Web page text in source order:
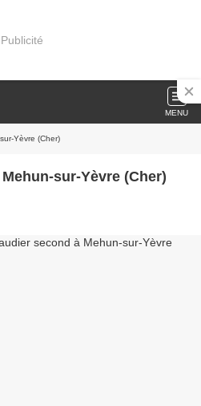
Publicité
MENU
Yèvre (Cher)
sur-Yèvre (Cher)